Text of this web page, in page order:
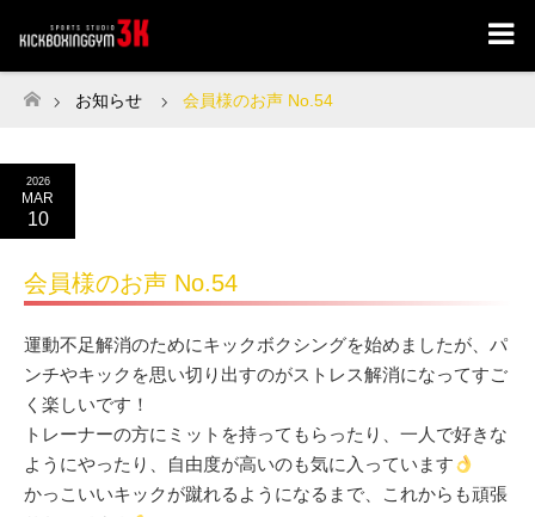
ホーム
お知らせ 会員様のお声 No.54
2026
MAR
10
会員様のお声 No.54
運動不足解消のためにキックボクシングを始めましたが、パ
ンチやキックを思い切り出すのがストレス解消になってすご
く楽しいです！
トレーナーの方にミットを持ってもらったり、一人で好きな
ようにやったり、自由度が高いのも気に入っています
かっこいいキックが蹴れるようになるまで、これからも頑張